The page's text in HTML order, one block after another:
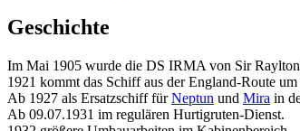
Geschichte
Im Mai 1905 wurde die DS IRMA von Sir
1921 kommt das Schiff aus der England-Route
Ab 1927 als Ersatzschiff fürNeptun und Mira in
Ab 09.07.1931 im regulären Hurtigruten-Dienst.